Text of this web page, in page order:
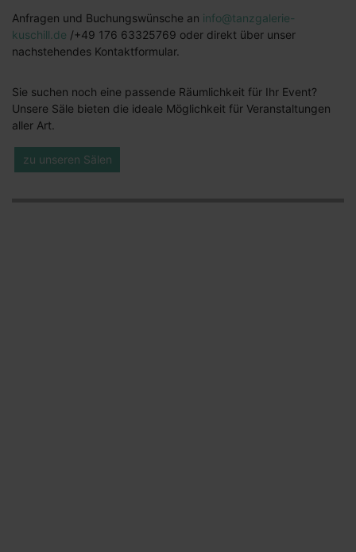
Anfragen und Buchungswünsche an info@tanzgalerie-
kuschill.de /+49 176 63325769 oder direkt über unser
nachstehendes Kontaktformular.
Sie suchen noch eine passende Räumlichkeit für Ihr Event?
Unsere Säle bieten die ideale Möglichkeit für Veranstaltungen
aller Art.
zu unseren Sälen